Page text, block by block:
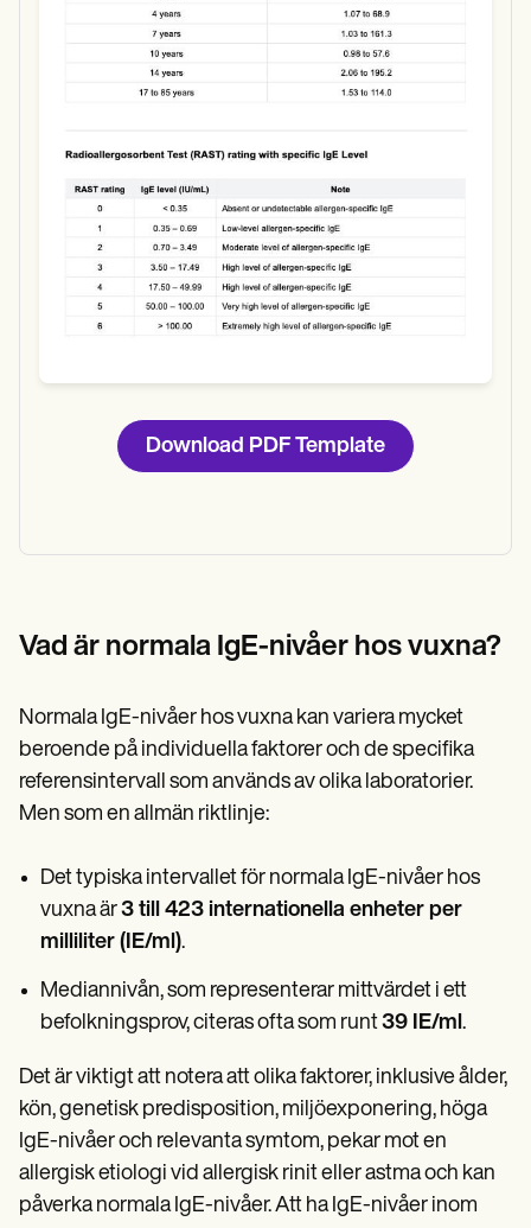
Download PDF Template
Vad är normala IgE-nivåer hos vuxna?
Normala IgE-nivåer hos vuxna kan variera mycket
beroende på individuella faktorer och de specifika
referensintervall som används av olika laboratorier.
Men som en allmän riktlinje:
Det typiska intervallet för normala IgE-nivåer hos
vuxna är3 till 423 internationella enheter per
milliliter (IE/ml).
Mediannivån, som representerar mittvärdet i ett
befolkningsprov, citeras ofta som runt39 IE/ml .
Det är viktigt att notera att olika faktorer, inklusive ålder,
kön, genetisk predisposition, miljöexponering, höga
IgE-nivåer och relevanta symtom, pekar mot en
allergisk etiologi vid allergisk rinit eller astma och kan
påverka normala IgE-nivåer. Att ha IgE-nivåer inom